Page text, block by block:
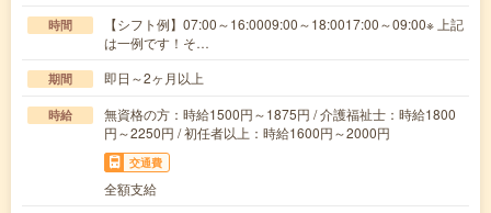
時間
【シフト例】07:00～16:0009:00～18:0017:00～09:00※ 上記
は一例です！そ…
期間 即日～2ヶ月以上
時給
無資格の方：時給1500円～1875円 / 介護福祉士：時給1800
円～2250円 / 初任者以上：時給1600円～2000円
交通費
全額支給